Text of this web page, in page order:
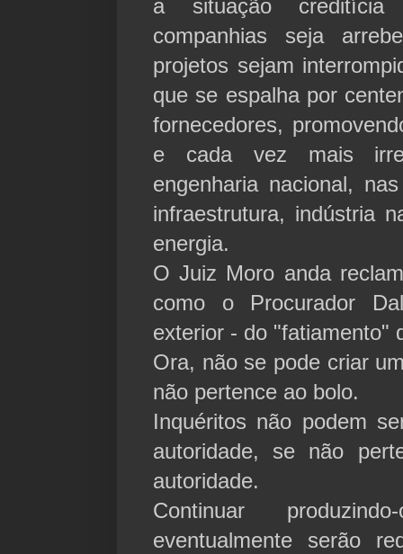
a situação creditícia
companhias seja
projetos sejam
que se espalha por
fornecedores,
e cada vez mais
engenharia nacional,
infraestrutura, indústria
energia.
O Juiz Moro anda
como o Procurador
exterior - do "fatiamento"
Ora, não se pode criar
não pertence ao bolo.
Inquéritos não podem
autoridade, se não
autoridade.
Continuar
eventualmente serão